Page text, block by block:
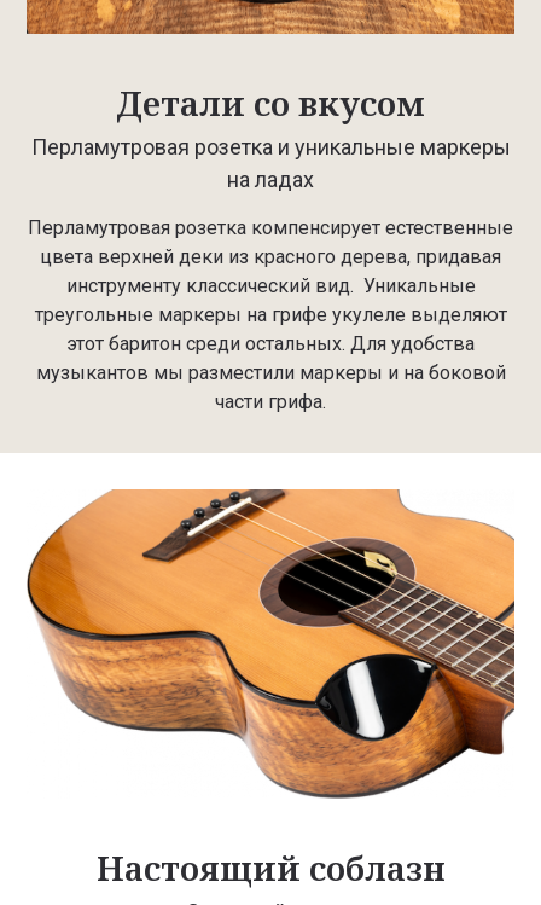
Детали со вкусом
Перламутровая розетка и уникальные маркеры
на ладах
Перламутровая розетка компенсирует естественные
цвета верхней деки из красного дерева, придавая
инструменту классический вид. Уникальные
треугольные маркеры на грифе укулеле выделяют
этот баритон среди остальных. Для удобства
музыкантов мы разместили маркеры и на боковой
части грифа.
Настоящий соблазн